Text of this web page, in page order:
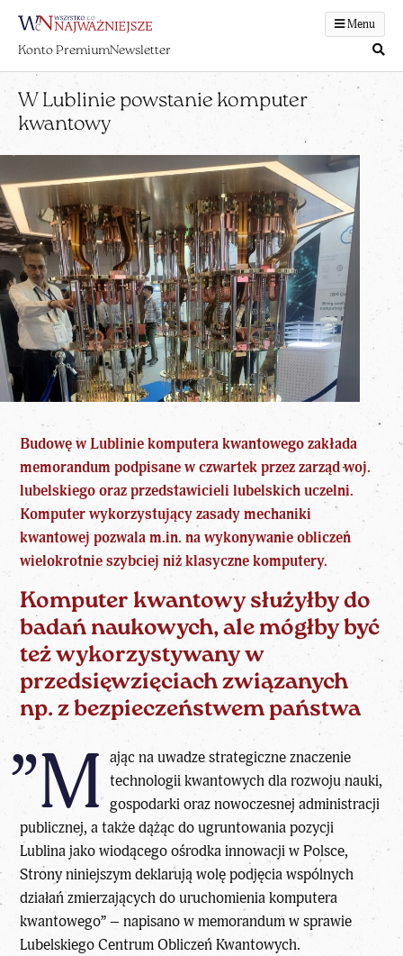
Menu
Konto PremiumNewsletter
W Lublinie powstanie komputer
kwantowy
Budowę w Lublinie komputera kwantowegozakłada
memorandum podpisane w czwartek przez zarząd woj.
lubelskiego oraz przedstawicieli lubelskich uczelni.
Komputer wykorzystujący zasady mechaniki
kwantowej pozwala m.in. na wykonywanie obliczeń
wielokrotnie szybciej niż klasyczne komputery.
Komputer kwantowy służyłby do
badań naukowych, ale mógłby być
też wykorzystywany w
przedsięwzięciach związanych
np. z bezpieczeństwem państwa
”M ając na uwadzestrategiczne znaczenie
technologii kwantowychdla rozwoju nauki,
gospodarki oraz nowoczesnej administracji
publicznej, a także dążąc do ugruntowania pozycji
Lublina jako wiodącego ośrodka innowacji w Polsce,
Strony niniejszym deklarują wolę podjęcia wspólnych
działań zmierzających do uruchomienia komputera
kwantowego” – napisano w memorandum w sprawie
Lubelskiego Centrum Obliczeń Kwantowych.